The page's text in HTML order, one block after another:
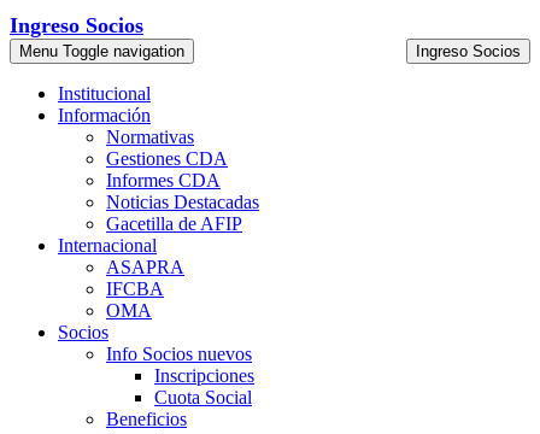
Ingreso Socios
Menu Toggle navigation Ingreso Socios
Institucional
Información
Normativas
Gestiones CDA
Informes CDA
Noticias Destacadas
Gacetilla de AFIP
Internacional
ASAPRA
IFCBA
OMA
Socios
Info Socios nuevos
Inscripciones
Cuota Social
Beneficios